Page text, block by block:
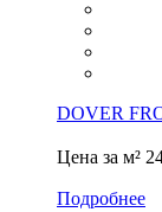
DOVER
Цена за м²
Подробнее